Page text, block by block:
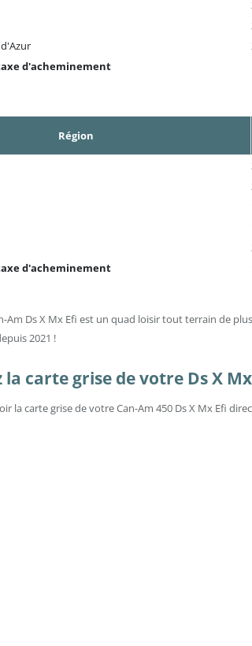
d'acheminement
Région
d'acheminement
Am Ds X Mx Efi est un quad loisir tout terrain de
2021 !
la carte grise de votre Ds X
la carte grise de votre Can-Am 450 Ds X Mx Efi